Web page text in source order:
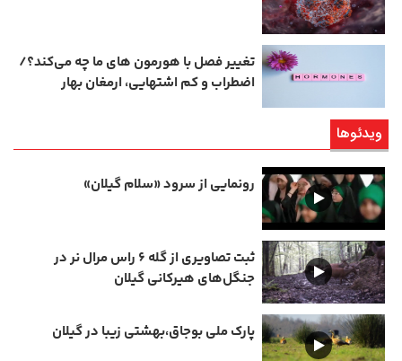
تغییر فصل با هورمون‌ های ما چه می‌کند؟/
اضطراب و کم‌ اشتهایی، ارمغان بهار
ویدئوها
رونمایی از سرود «سلام گیلان»
ثبت تصاویری از گله ۶ راس مرال نر در
جنگل‌های هیرکانی گیلان
پارک ملی بوجاق،بهشتی زیبا در گیلان